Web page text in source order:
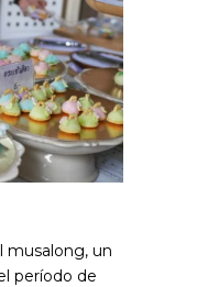
musalong, un
período de